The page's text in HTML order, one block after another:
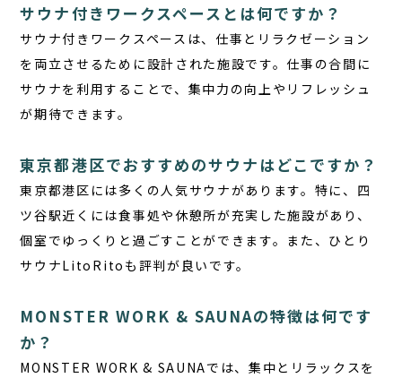
サウナ付きワークスペースとは何ですか？
サウナ付きワークスペースは、仕事とリラクゼーション
を両立させるために設計された施設です。仕事の合間に
サウナを利用することで、集中力の向上やリフレッシュ
が期待できます。
東京都港区でおすすめのサウナはどこですか？
東京都港区には多くの人気サウナがあります。特に、四
ツ谷駅近くには食事処や休憩所が充実した施設があり、
個室でゆっくりと過ごすことができます。また、ひとり
サウナLitoRitoも評判が良いです。
MONSTER WORK & SAUNAの特徴は何です
か？
MONSTER WORK & SAUNAでは、集中とリラックスを